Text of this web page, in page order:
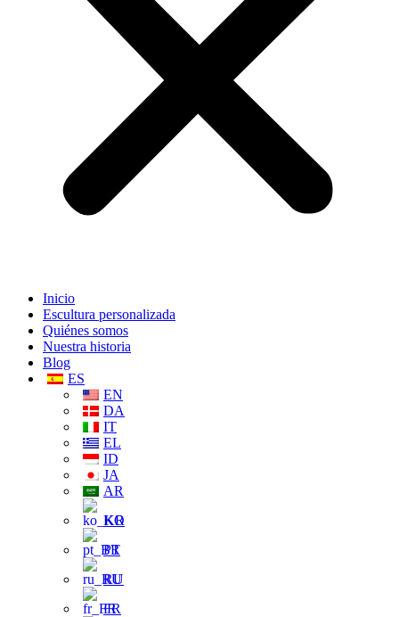
Inicio
Escultura personalizada
Quiénes somos
Nuestra historia
Blog
ES
EN
DA
IT
EL
ID
JA
AR
KO
PT
RU
FR